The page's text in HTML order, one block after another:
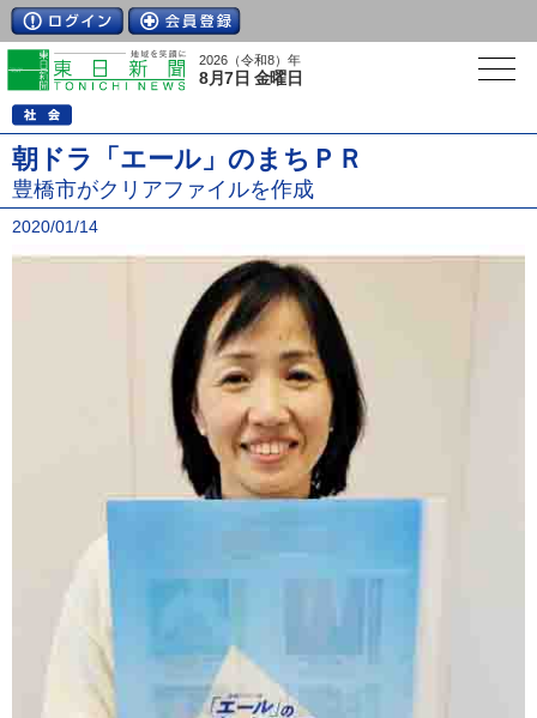
2026（令和8）年
8月7日 金曜日
朝ドラ「エール」のまちＰＲ
豊橋市がクリアファイルを作成
2020/01/14